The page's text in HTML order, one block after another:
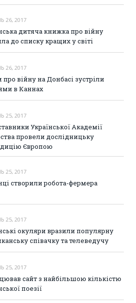
26, 2017
дитяча книжка про війну
до списку кращих у світі
26, 2017
війну на Донбасі зустріли
в Каннах
25, 2017
Української Академії
провели дослідницьку
Європою
25, 2017
створили робота-фермера
25, 2017
окуляри вразили популярну
співачку та телеведучу
25, 2017
сайт з найбільшою кількістю
поезії